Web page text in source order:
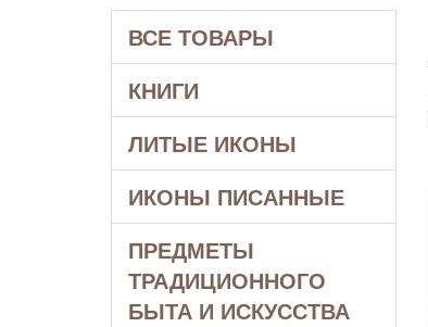
ВСЕ ТОВАРЫ
КНИГИ
ЛИТЫЕ ИКОНЫ
ИКОНЫ ПИСАННЫЕ
ПРЕДМЕТЫ
ТРАДИЦИОННОГО
БЫТА И ИСКУССТВА